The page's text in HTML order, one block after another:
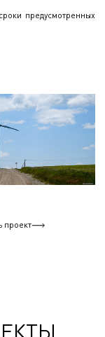
предусмотренных
проект